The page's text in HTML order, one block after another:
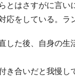
とはさすがに言
応をしている。ラ
した後、自身の生
き合いだと我慢